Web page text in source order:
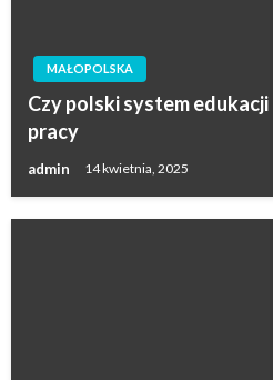
MAŁOPOLSKA
Czy polski system edukacji
pracy
admin 14 kwietnia, 2025